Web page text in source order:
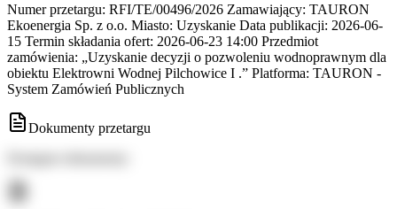
Numer przetargu: RFI/TE/00496/2026 Zamawiający: TAURON
Ekoenergia Sp. z o.o. Miasto: Uzyskanie Data publikacji: 2026-06-
15 Termin składania ofert: 2026-06-23 14:00 Przedmiot
zamówienia: „Uzyskanie decyzji o pozwoleniu wodnoprawnym dla
obiektu Elektrowni Wodnej Pilchowice I .” Platforma: TAURON -
System Zamówień Publicznych
Dokumenty przetargu